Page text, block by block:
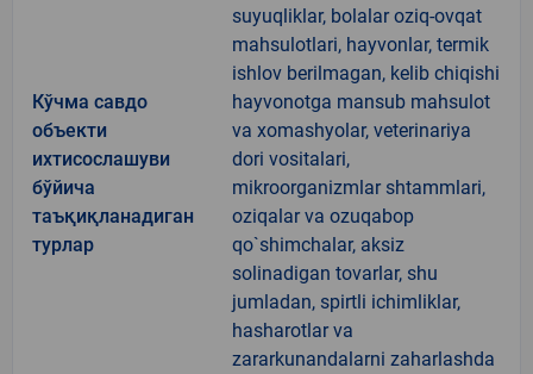
Кўчма савдо
объекти
ихтисослашуви
бўйича
таъқиқланадиган
турлар
suyuqliklar, bolalar oziq-ovqat
mahsulotlari, hayvonlar, termik
ishlov berilmagan, kelib chiqishi
hayvonotga mansub mahsulot
va xomashyolar, veterinariya
dori vositalari,
mikroorganizmlar shtammlari,
oziqalar va ozuqabop
qo`shimchalar, aksiz
solinadigan tovarlar, shu
jumladan, spirtli ichimliklar,
hasharotlar va
zararkunandalarni zaharlashda